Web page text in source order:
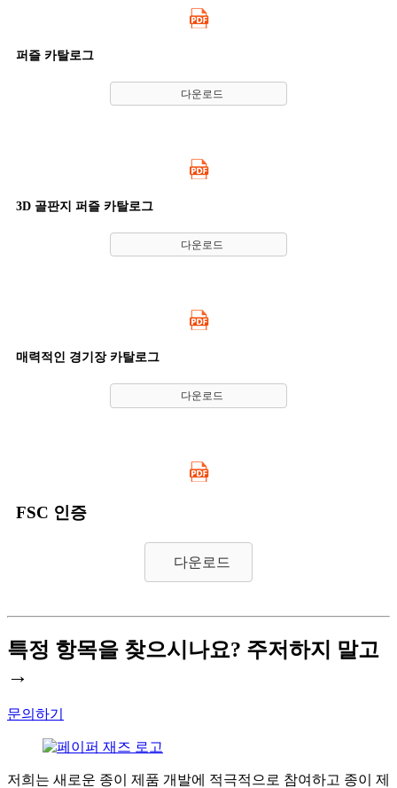
퍼즐 카탈로그
다운로드
3D 골판지 퍼즐 카탈로그
다운로드
매력적인 경기장 카탈로그
다운로드
FSC 인증
다운로드
특정 항목을 찾으시나요? 주저하지 말고
→
문의하기
저희는 새로운 종이 제품 개발에 적극적으로 참여하고 종이 제